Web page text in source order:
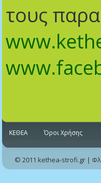
τους
www.
www.
ΚΕΘΕΑ Όροι Χρήσης
© 2011 kethea-strofi.gr |